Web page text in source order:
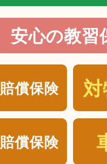
安心の教習
賠償保険
賠償保険